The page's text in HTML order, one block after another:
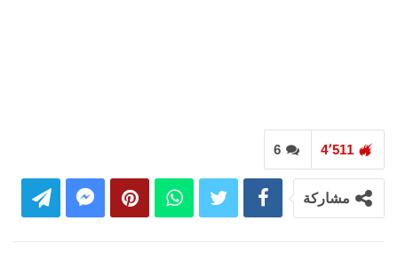
6 4٬511
مشاركة